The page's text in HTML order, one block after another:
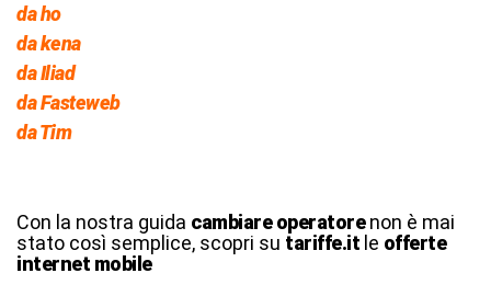
da ho
da kena
da Iliad
da Fasteweb
da Tim
Con la nostra guida cambiare operatorenon è mai
stato così semplice, scopri su tariffe.it le offerte
internet mobile